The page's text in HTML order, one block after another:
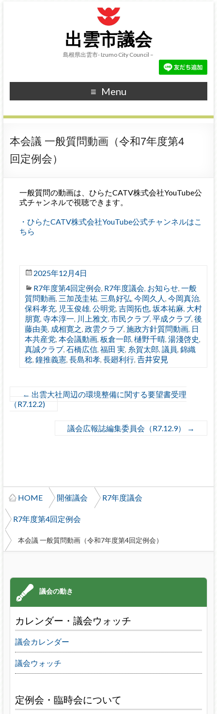
出雲市議会
島根県出雲市- Izumo City Council –
Menu
本会議 一般質問動画（令和7年度第4
回定例会）
一般質問の動画は、ひらたCATV株式会社YouTube公
式チャンネルで視聴できます。
・ひらたCATV株式会社YouTube公式チャンネルはこ
ちら
2025年12月4日
R7年度第4回定例会, R7年度議会, お知らせ, 一般
質問動画, 三加茂圭祐, 三島好弘, 今岡久人 , 今岡真治,
保科孝充, 児玉俊雄, 公明党, 吉岡拓也, 坂本祐麻, 大村
朋寛, 寺本淳一, 川上雅文, 市民クラブ, 平成クラブ, 後
藤由美, 成相寛之, 政雲クラブ, 施政方針質問動画, 日
本共産党, 本会議動画, 板倉一郎, 樋野千晴, 湯淺啓史,
真誠クラブ, 石橋広信, 福田 実, 糸賀太郎, 議員, 錦織
稔, 鐘推義憲, 長島和孝, 長廻利行, 𠮷井安見
← 出雲大社周辺の環境整備に関する要望書受理
（R7.12.2)
議会広報誌編集委員会（R7.12.9） →
HOME 開催議会 R7年度議会
R7年度第4回定例会
本会議 一般質問動画（令和7年度第4回定例会）
カレンダー・議会ウォッチ
議会カレンダー
議会ウォッチ
定例会・臨時会について